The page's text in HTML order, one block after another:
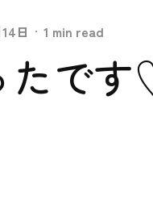
日 · 1 min read
たで